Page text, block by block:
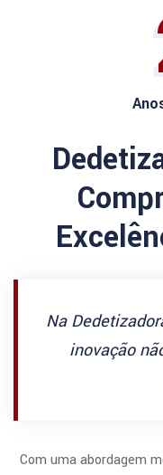
Na
inovação
Com uma abordagem